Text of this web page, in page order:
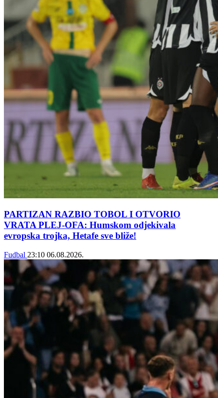
PARTIZAN RAZBIO TOBOL I OTVORIO
VRATA PLEJ-OFA: Humskom odjekivala
evropska trojka, Hetafe sve bliže!
Fudbal 23:10 06.08.2026.